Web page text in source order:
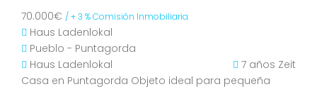
70.000€ / + 3 % Comisión Inmobiliaria
Haus Ladenlokal
Pueblo - Puntagorda
Haus Ladenlokal
7 años Zeit
Casa en Puntagorda Objeto ideal para pequeña